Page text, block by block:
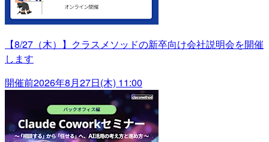
【8/27（木）】クラスメソッドの新卒向け会社説明会を開催
します
開催前2026年8月27日(木) 11:00